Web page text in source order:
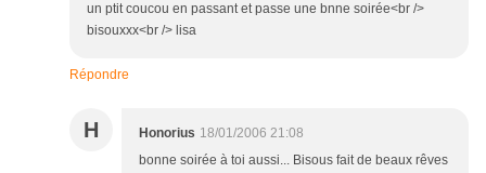
un ptit coucou en passant et passe une bnne soirée<br />
bisouxxx<br /> lisa
Répondre
H Honorius 18/01/2006 21:08
bonne soirée à toi aussi... Bisous fait de beaux rêves